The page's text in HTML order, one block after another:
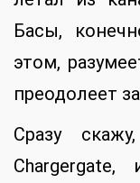
Басы,
этом,
преодолеет
Сразу
Chargergate,